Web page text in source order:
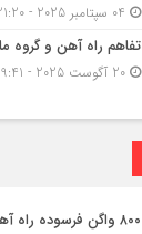
تفاهم راه آهن و گروه
20 آگوست 2025 - 19:41
۸۰۰ واگن فرسوده راه آهن از مدار خارج شد